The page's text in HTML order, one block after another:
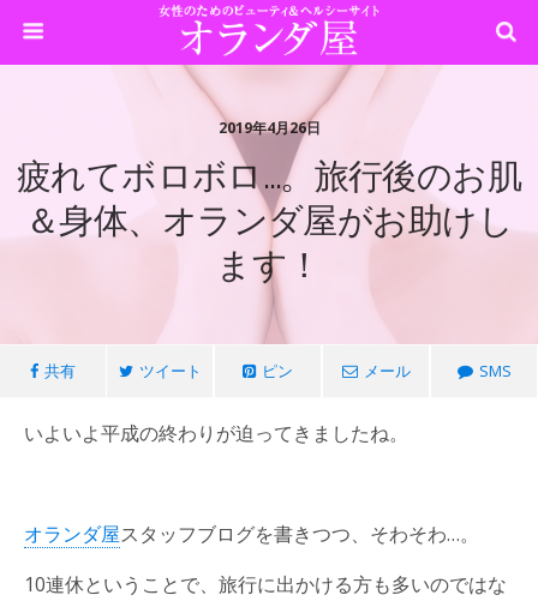
2019年4月26日
疲れてボロボロ…。旅行後のお肌
＆身体、オランダ屋がお助けし
ます！
共有 ツイート ピン メール SMS
いよいよ平成の終わりが迫ってきましたね。
オランダ屋スタッフブログを書きつつ、そわそわ…。
10連休ということで、旅行に出かける方も多いのではな